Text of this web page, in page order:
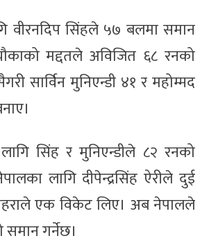
वीरनदिप सिंहले ५७ बलमा समान
मद्दतले अविजित ६८ रनको
सार्विन मुनिएन्डी ४१ र महोम्मद
सिंह र मुनिएन्डीले ८२ रनको
लागि दीपेन्द्रसिंह ऐरीले दुई
एक विकेट लिए। अब नेपालले
गर्नेछ।